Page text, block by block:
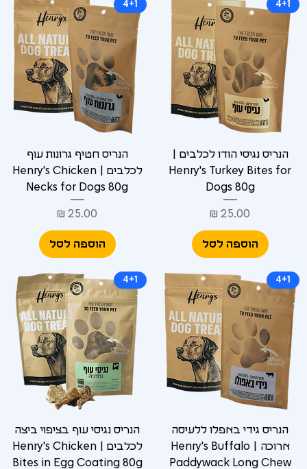
4+1
הנריס נגיסי הודו לכלבים |
Henry's Turkey Bites for
Dogs 80g
מחיר
הוספה לסל
4+1
הנריס חטיף גרונות עוף
לכלבים | Henry's Chicken
Necks for Dogs 80g
מחיר
הוספה לסל
4+1
הנריס גידי באפלו ללעיסה
ארוכה | Henry's Buffalo
Paddywack Long Chew
4+1
הנריס נגיסי עוף בציפוי ביצה
לכלבים | Henry's Chicken
Bites in Egg Coating 80g